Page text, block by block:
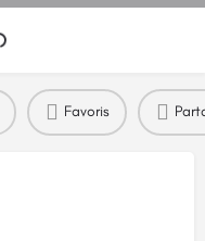
Favoris